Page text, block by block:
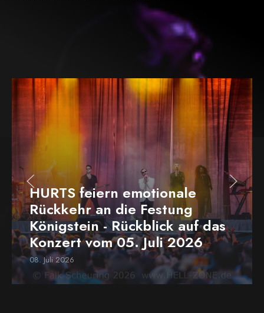
HURTS feiern emotionale
Rückkehr an die Festung
Königstein - Rückblick auf das
Konzert vom 05. Juli 2026
08. Juli 2026